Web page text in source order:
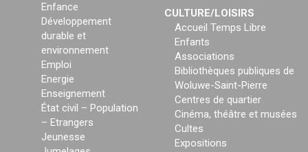
Enfance
Développement
durable et
environnement
Emploi
Energie
Enseignement
État civil – Population
– Etrangers
Jeunesse
CULTURE/LOISIRS
Accueil Temps Libre
Enfants
Associations
Bibliothèques publiques de
Woluwe-Saint-Pierre
Centres de quartier
Cinéma, théâtre et musées
Cultes
Expositions